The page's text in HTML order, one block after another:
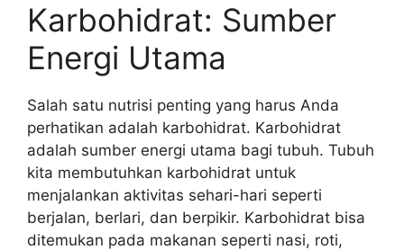
Karbohidrat: Sumber
Energi Utama
Salah satu nutrisi penting yang harus Anda
perhatikan adalah karbohidrat. Karbohidrat
adalah sumber energi utama bagi tubuh. Tubuh
kita membutuhkan karbohidrat untuk
menjalankan aktivitas sehari-hari seperti
berjalan, berlari, dan berpikir. Karbohidrat bisa
ditemukan pada makanan seperti nasi, roti,